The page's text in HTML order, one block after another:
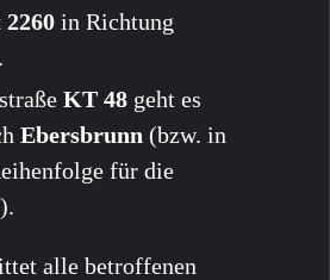
2260 in Richtung
.
KT 48 geht es
Ebersbrunn (bzw. in
für die
alle betroffenen